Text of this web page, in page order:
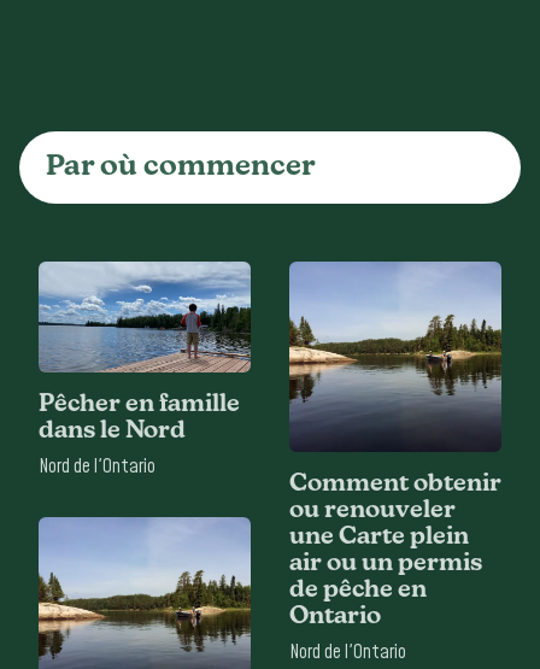
Par où commencer
Pêcher en famille
dans le Nord
Nord de l'Ontario
Comment obtenir
ou renouveler
une Carte plein
air ou un permis
de pêche en
Ontario
Nord de l'Ontario